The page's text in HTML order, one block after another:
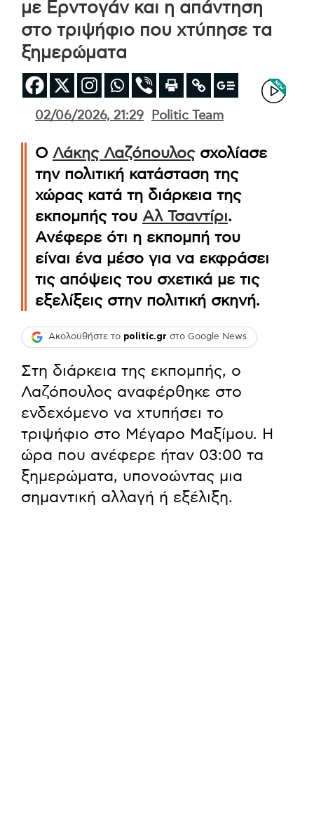
με Ερντογάν και η απάντηση
στο τριψήφιο που χτύπησε τα
ξημερώματα
02/06/2026, 21:29 Politic Team
Ο Λάκης Λαζόπουλοςσχολίασε
την πολιτική κατάσταση της
χώρας κατά τη διάρκεια της
εκπομπής του Αλ Τσαντίρι.
Ανέφερε ότι η εκπομπή του
είναι ένα μέσο για να εκφράσει
τις απόψεις του σχετικά με τις
εξελίξεις στην πολιτική σκηνή.
Ακολουθήστε το politic.gr στο Google News
Στη διάρκεια της εκπομπής, ο
Λαζόπουλος αναφέρθηκε στο
ενδεχόμενο να χτυπήσει το
τριψήφιο στο Μέγαρο Μαξίμου. Η
ώρα που ανέφερε ήταν 03:00 τα
ξημερώματα, υπονοώντας μια
σημαντική αλλαγή ή εξέλιξη.